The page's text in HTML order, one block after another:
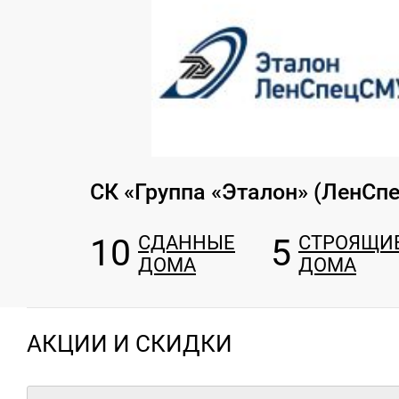
СК «Группа «Эталон»
10 СДАННЫЕ
ДОМА
5 ДОМА
АКЦИИ И СКИДКИ